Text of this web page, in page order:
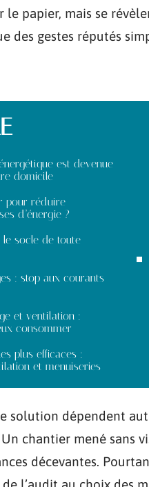
le papier, mais se
des gestes réputés
est devenue
domicile
pour réduire
d’énergie ?
socle de toute
: stop aux courants
et ventilation :
consommer
plus efficaces :
et menuiseries
solution dépendent
chantier mené sans
décevantes.